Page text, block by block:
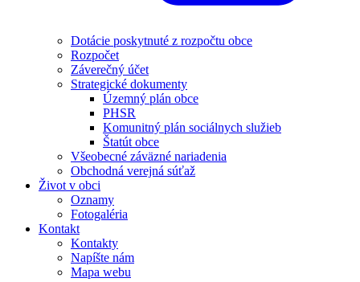
Dotácie poskytnuté z rozpočtu obce
Rozpočet
Záverečný účet
Strategické dokumenty
Územný plán obce
PHSR
Komunitný plán sociálnych služieb
Štatút obce
Všeobecné záväzné nariadenia
Obchodná verejná súťaž
Život v obci
Oznamy
Fotogaléria
Kontakt
Kontakty
Napíšte nám
Mapa webu